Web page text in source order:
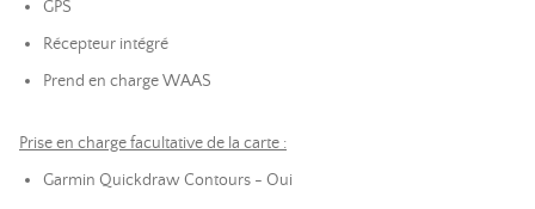
GPS
Récepteur intégré
Prend en charge WAAS
Prise en charge facultative de la carte :
Garmin Quickdraw Contours - Oui